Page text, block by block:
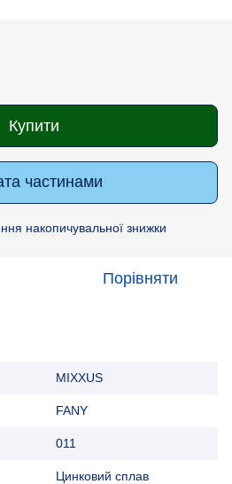
Купити
частинами
накопичувальної знижки
Порівняти
MIXXUS
FANY
011
Цинковий сплав